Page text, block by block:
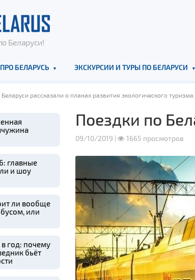
Беларуси!
БЕЛАРУСЬ ЭКСКУРСИИ И ТУРЫ ПО БЕЛАРУСИ
рассказали о планах развития экологического туризма.
главные
и шоу
ли вообще
или
в год: почему
бьёт
Поездки по
09/10/2019 | 1665 просмотров